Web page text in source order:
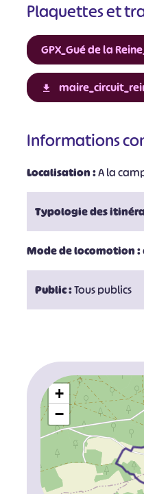
Plaquettes et
GPX_Gué de la
Informations
Localisation :A la
Typologie des
Mode de locomotion :
Public :Tous publics
+
−